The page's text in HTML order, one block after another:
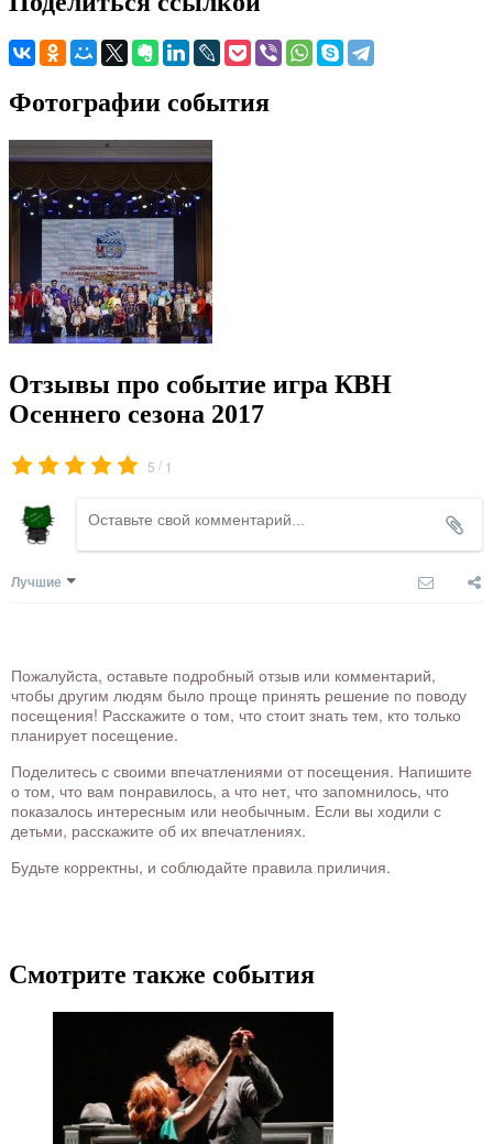
Фотографии события
Отзывы про событие игра КВН
Осеннего сезона 2017
5 / 1
Лучшие
Пожалуйста, оставьте подробный отзыв или комментарий,
чтобы другим людям было проще принять решение по поводу
посещения! Расскажите о том, что стоит знать тем, кто только
планирует посещение.
Поделитесь с своими впечатлениями от посещения. Напишите
о том, что вам понравилось, а что нет, что запомнилось, что
показалось интересным или необычным. Если вы ходили с
детьми, расскажите об их впечатлениях.
Будьте корректны, и соблюдайте правила приличия.
Смотрите также события